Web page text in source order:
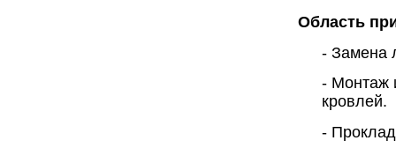
Область
- Замена
- Монтаж
кровлей.
-